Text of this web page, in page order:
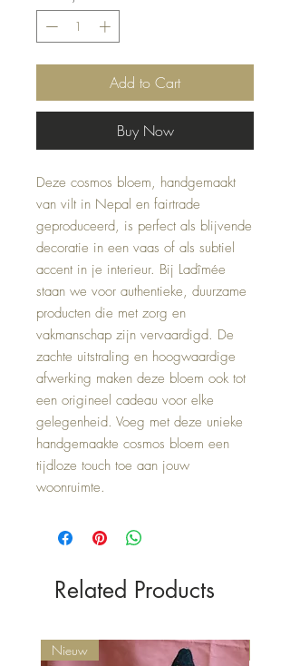
Add to Cart
Buy Now
Deze cosmos bloem, handgemaakt
van vilt in Nepal en fairtrade
geproduceerd, is perfect als blijvende
decoratie in een vaas of als subtiel
accent in je interieur. Bij Ladîmée
staan we voor authentieke, duurzame
producten die met zorg en
vakmanschap zijn vervaardigd. De
zachte uitstraling en hoogwaardige
afwerking maken deze bloem ook tot
een origineel cadeau voor elke
gelegenheid. Voeg met deze unieke
handgemaakte cosmos bloem een
tijdloze touch toe aan jouw
woonruimte.
Related Products
Nieuw